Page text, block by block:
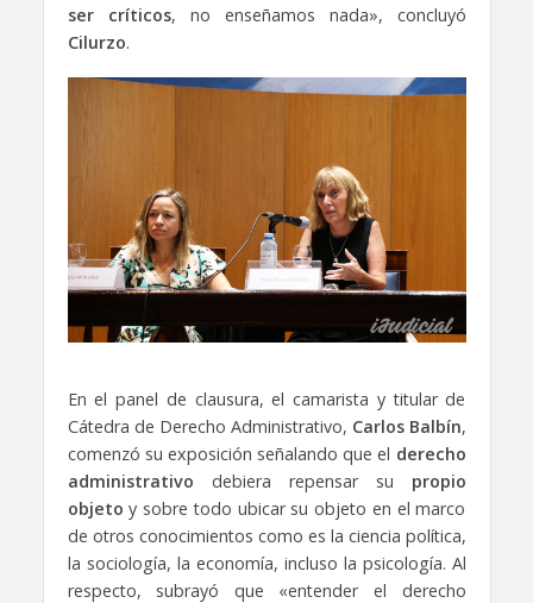
ser críticos, no enseñamos nada», concluyó
Cilurzo.
En el panel de clausura, el camarista y titular de
Cátedra de Derecho Administrativo, Carlos Balbín,
comenzó su exposición señalando que el derecho
administrativo debiera repensar su propio
objeto y sobre todo ubicar su objeto en el marco
de otros conocimientos como es la ciencia política,
la sociología, la economía, incluso la psicología. Al
respecto, subrayó que «entender el derecho